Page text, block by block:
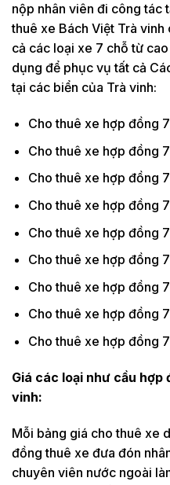
nộp nhân viên đi công tác
thuê xe Bách Việt Trà
cả các loại xe 7 chỗ từ
dụng để phục vụ tất cả
tại các biển của Trà vinh:
Cho thuê xe hợp đồng
Cho thuê xe hợp đồng
Cho thuê xe hợp đồng
Cho thuê xe hợp đồng
Cho thuê xe hợp đồng
Cho thuê xe hợp đồng
Cho thuê xe hợp đồng
Cho thuê xe hợp đồng
Cho thuê xe hợp đồng
Giá các loại như cầu hợp
vinh:
Mỗi bảng giá cho thuê xe
đồng thuê xe đưa đón
chuyên viên nước ngoài